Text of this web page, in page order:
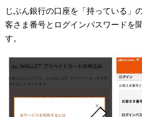
じぶん銀行の口座を「持っている」
客さま番号とログインパスワードを
す。